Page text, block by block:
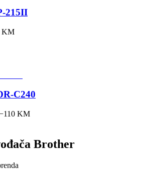
215II
KM
C240
110KM
Brother